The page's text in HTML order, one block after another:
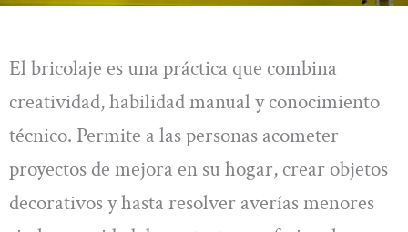
El bricolaje es una práctica que combina
creatividad, habilidad manual y conocimiento
técnico. Permite a las personas acometer
proyectos de mejora en su hogar, crear objetos
decorativos y hasta resolver averías menores